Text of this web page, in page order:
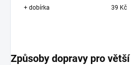
+ dobírka 39 Kč
Způsoby dopravy pro